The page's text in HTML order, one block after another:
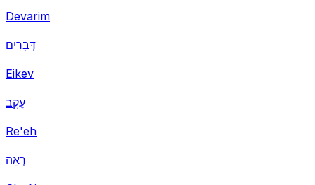
Devarim
דְּבָרִים
Eikev
עֵקֶב
Re'eh
רְאֵה